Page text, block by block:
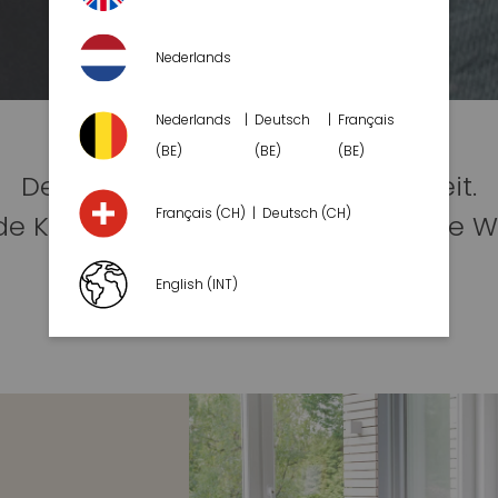
Design und Funktion in Maßarbeit.
Komforteigenschaften, die keine
lassen.
Jedes TAMOUR ist ein Unikat.
Nederlands
Nederlands
(BE)
Deutsch
(BE)
Français
(BE)
Français (CH) Deutsch (CH)
English (INT)